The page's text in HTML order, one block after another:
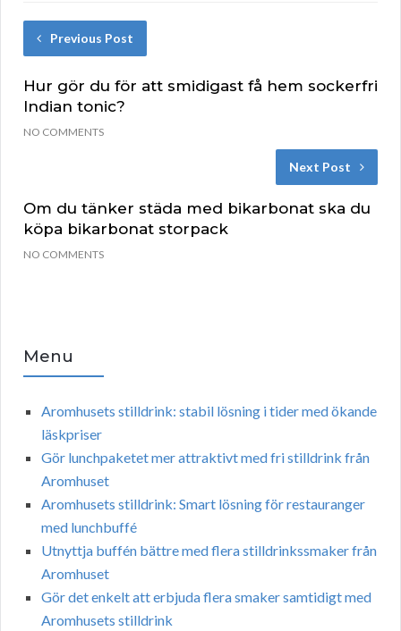
Previous Post
Hur gör du för att smidigast få hem sockerfri
Indian tonic?
NO COMMENTS
Next Post
Om du tänker städa med bikarbonat ska du
köpa bikarbonat storpack
NO COMMENTS
Menu
Aromhusets stilldrink: stabil lösning i tider med ökande
läskpriser
Gör lunchpaketet mer attraktivt med fri stilldrink från
Aromhuset
Aromhusets stilldrink: Smart lösning för restauranger
med lunchbuffé
Utnyttja buffén bättre med flera stilldrinkssmaker från
Aromhuset
Gör det enkelt att erbjuda flera smaker samtidigt med
Aromhusets stilldrink